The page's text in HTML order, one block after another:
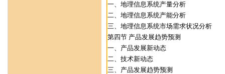
一、地理信息系统产量分析
二、地理信息系统产能分析
三、地理信息系统市场需求状况分析
第四节 产品发展趋势预测
一、产品发展新动态
二、技术新动态
三、产品发展趋势预测